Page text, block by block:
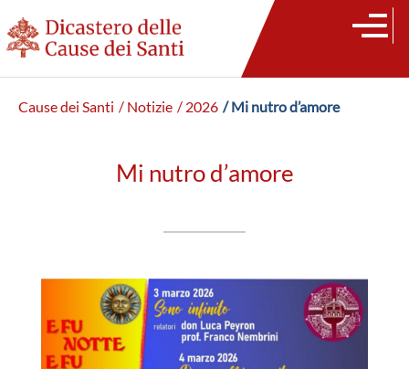
Cause dei Santi / Notizie / 2026 / Mi nutro d’amore
Mi nutro d’amore